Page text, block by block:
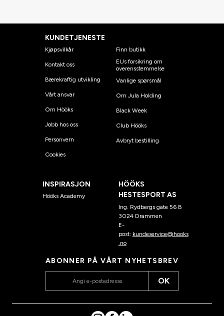
KUNDETJENESTE
Kjøpsvilkår
Kontakt oss
Bærekraftig utvikling
Vårt ansvar
Om Hööks
Jobb hos oss
Personvern
Cookies
Finn butikk
EUs forsikring om
overensstemmelse
Vanlige spørsmål
Om Jula Holding
Black Week
Club Hööks
Avbryt bestilling
INSPIRASJON
Hööks Academy
HÖÖKS
HESTESPORT AS
Ing. Rydbergs gate 56 B
3024 Drammen
E-
post: kundeservice@hooks
.no
ABONNER PÅ VÅRT NYHETSBREV
OK